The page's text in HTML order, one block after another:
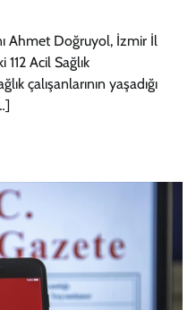
Ahmet Doğruyol, İzmir İl
Acil Sağlık
çalışanlarının yaşadığı